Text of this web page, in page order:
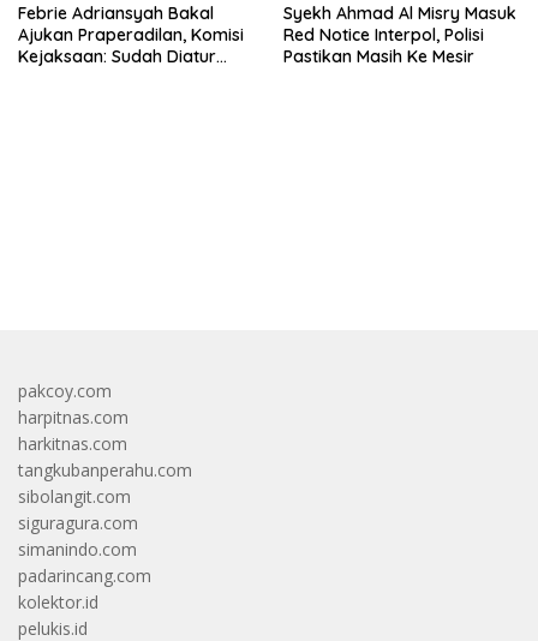
Febrie Adriansyah Bakal
Ajukan Praperadilan, Komisi
Kejaksaan: Sudah Diatur
Syekh Ahmad Al Misry Masuk
Red Notice Interpol, Polisi
Pastikan Masih Ke Mesir
pakcoy.com
harpitnas.com
harkitnas.com
tangkubanperahu.com
sibolangit.com
siguragura.com
simanindo.com
padarincang.com
kolektor.id
pelukis.id